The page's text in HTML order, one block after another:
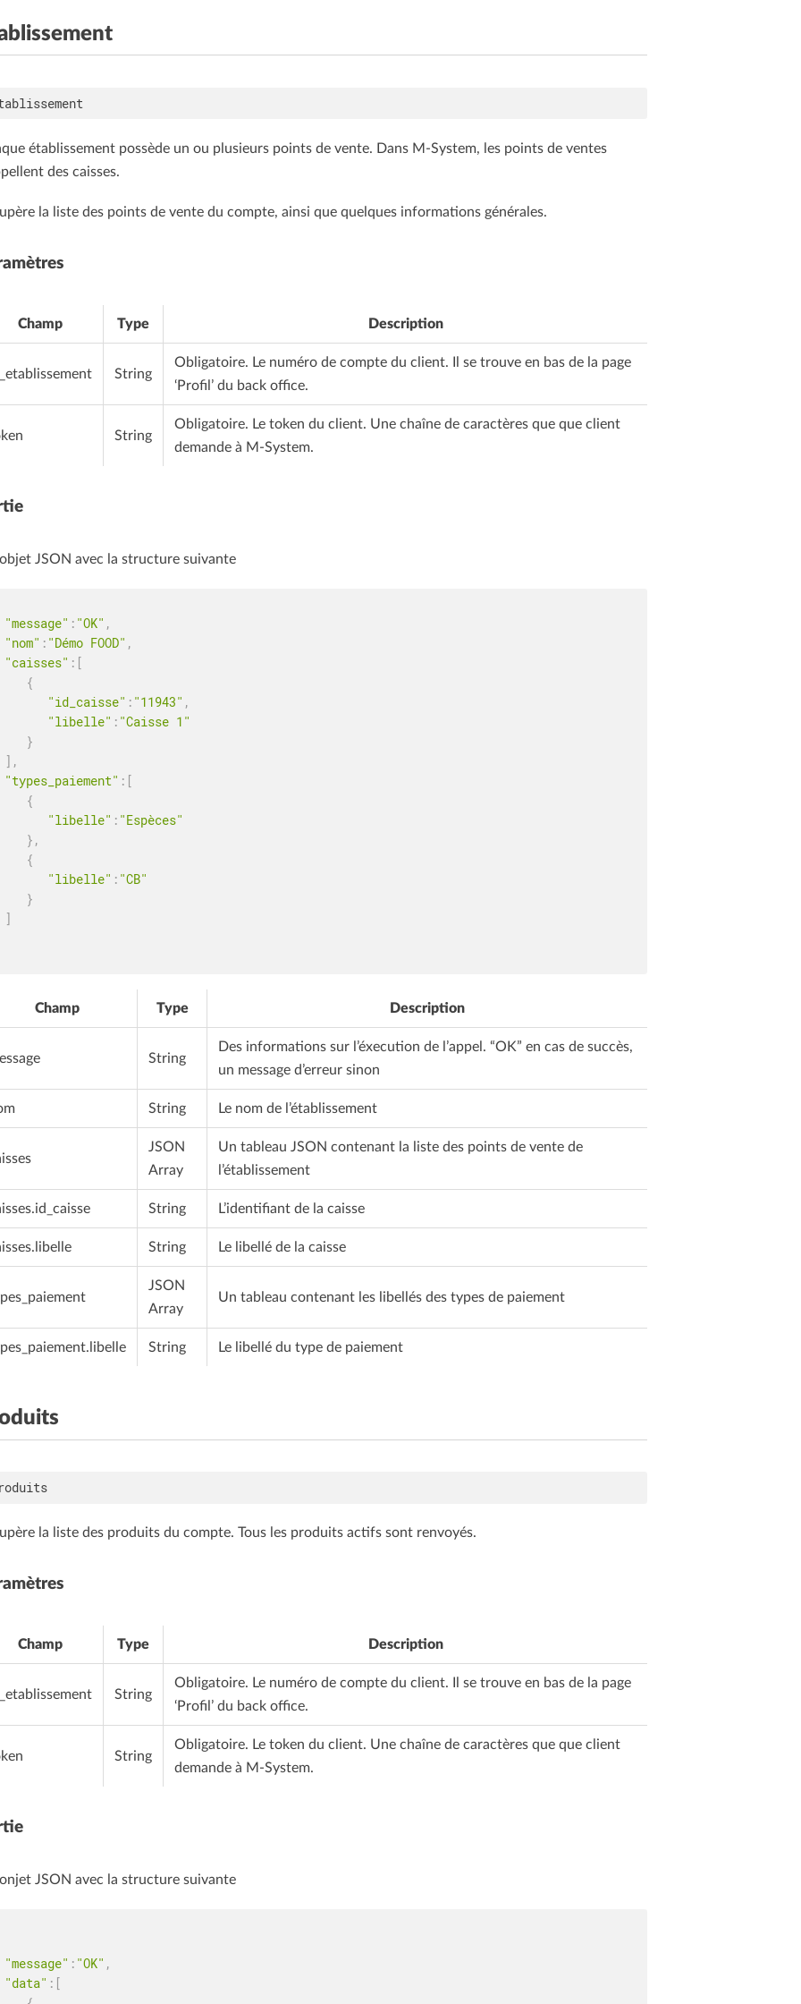
établissement possède un ou plusieurs points de vente. Dans M-System, les points de ventes
des caisses.
la liste des points de vente du compte, ainsi que quelques informations générales.
Champ Type Description
String
Obligatoire. Le numéro de compte du client. Il se trouve en bas de la page
‘Profil’ du back office.
String
Obligatoire. Le token du client. Une chaîne de caractères que que client
demande à M-System.
JSON avec la structure suivante
"message" : "OK" ,
"nom" : "Démo FOOD" ,
"caisses" :
{
"id_caisse" : "11943" ,
"libelle" : "Caisse 1"
}
,
"types_paiement" :
{
"libelle" : "Espèces"
} ,
{
"libelle" : "CB"
}
Champ Type Description
String
Des informations sur l’éxecution de l’appel. “OK” en cas de succès,
un message d’erreur sinon
String Le nom de l’établissement
JSON
Array
Un tableau JSON contenant la liste des points de vente de
l’établissement
String L’identifiant de la caisse
String Le libellé de la caisse
JSON
Array
Un tableau contenant les libellés des types de paiement
String Le libellé du type de paiement
/produits
la liste des produits du compte. Tous les produits actifs sont renvoyés.
Champ Type Description
String
Obligatoire. Le numéro de compte du client. Il se trouve en bas de la page
‘Profil’ du back office.
String
Obligatoire. Le token du client. Une chaîne de caractères que que client
demande à M-System.
JSON avec la structure suivante
"message" : "OK" ,
"data" :